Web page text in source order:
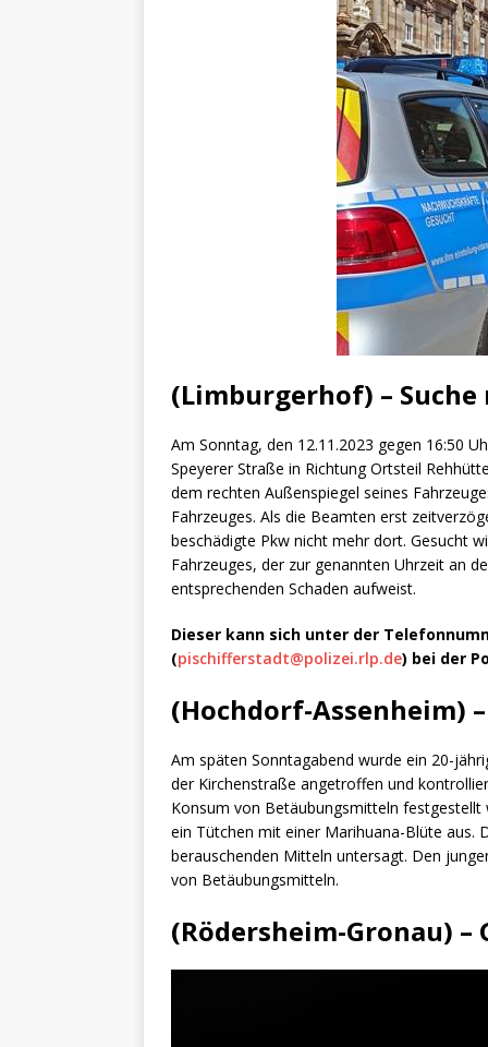
[ 29. März 2024 ] Polizei /
(Limburgerhof) –
Am Sonntag, den 12.11.2023 gegen 16:50
Speyerer Straße in Richtung Ortsteil
dem rechten Außenspiegel seines
Fahrzeuges. Als die Beamten erst
beschädigte Pkw nicht mehr dort. Gesucht
Fahrzeuges, der zur genannten Uhrzeit an
entsprechenden Schaden aufweist.
Dieser kann sich unter der
(pischifferstadt@polizei.rlp.de) bei der
(Hochdorf-Assenheim)
Am späten Sonntagabend wurde ein 20-
der Kirchenstraße angetroffen und
Konsum von Betäubungsmitteln
ein Tütchen mit einer Marihuana-Blüte aus.
berauschenden Mitteln untersagt. Den
von Betäubungsmitteln.
(Rödersheim-Gronau)